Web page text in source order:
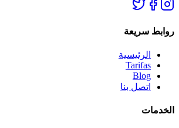
روابط سريعة
الرئيسية
Tarifas
Blog
اتصل بنا
الخدمات